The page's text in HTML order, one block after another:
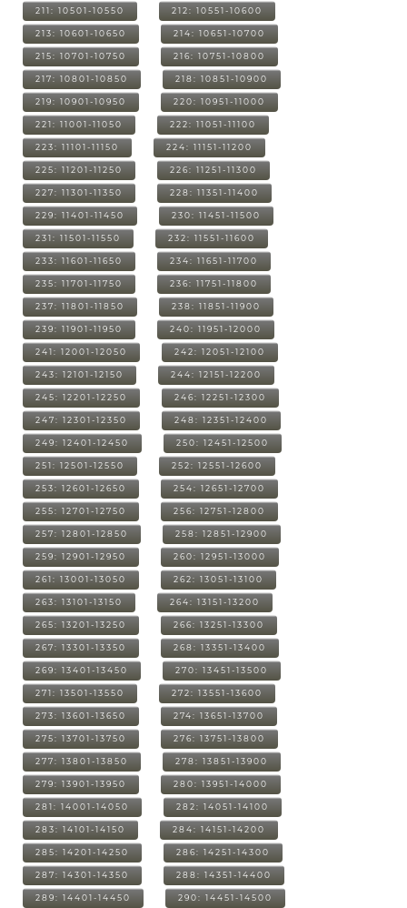
211: 10501-10550 212: 10551-10600
213: 10601-10650 214: 10651-10700
215: 10701-10750 216: 10751-10800
217: 10801-10850 218: 10851-10900
219: 10901-10950 220: 10951-11000
221: 11001-11050 222: 11051-11100
223: 11101-11150 224: 11151-11200
225: 11201-11250 226: 11251-11300
227: 11301-11350 228: 11351-11400
229: 11401-11450 230: 11451-11500
231: 11501-11550 232: 11551-11600
233: 11601-11650 234: 11651-11700
235: 11701-11750 236: 11751-11800
237: 11801-11850 238: 11851-11900
239: 11901-11950 240: 11951-12000
241: 12001-12050 242: 12051-12100
243: 12101-12150 244: 12151-12200
245: 12201-12250 246: 12251-12300
247: 12301-12350 248: 12351-12400
249: 12401-12450 250: 12451-12500
251: 12501-12550 252: 12551-12600
253: 12601-12650 254: 12651-12700
255: 12701-12750 256: 12751-12800
257: 12801-12850 258: 12851-12900
259: 12901-12950 260: 12951-13000
261: 13001-13050 262: 13051-13100
263: 13101-13150 264: 13151-13200
265: 13201-13250 266: 13251-13300
267: 13301-13350 268: 13351-13400
269: 13401-13450 270: 13451-13500
271: 13501-13550 272: 13551-13600
273: 13601-13650 274: 13651-13700
275: 13701-13750 276: 13751-13800
277: 13801-13850 278: 13851-13900
279: 13901-13950 280: 13951-14000
281: 14001-14050 282: 14051-14100
283: 14101-14150 284: 14151-14200
285: 14201-14250 286: 14251-14300
287: 14301-14350 288: 14351-14400
289: 14401-14450 290: 14451-14500